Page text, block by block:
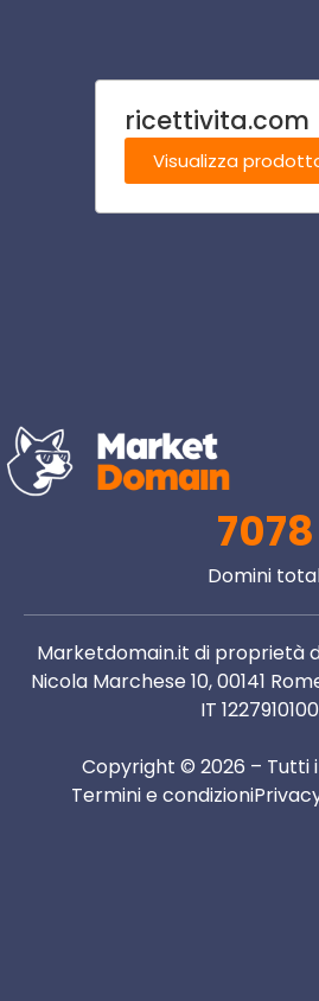
ricettivita.com
Visualizza
7078
Domini
Marketdomain.it di proprietà di
Nicola Marchese 10, 00141
IT
Copyright © 2026 – Tutti
Termini e condizioni